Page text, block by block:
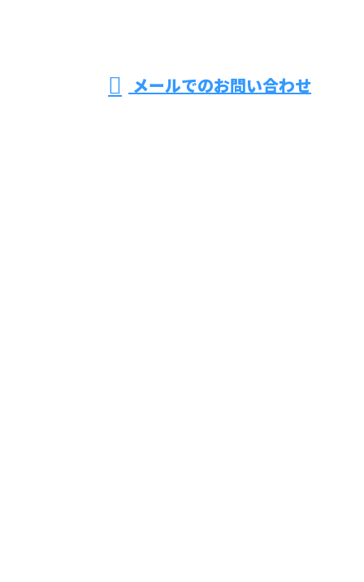
メールでのお問い合わせ